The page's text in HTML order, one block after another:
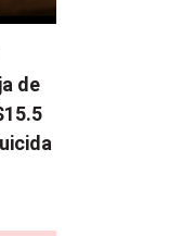
de